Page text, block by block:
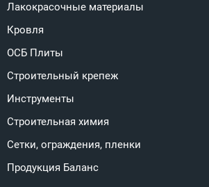
Лакокрасочные материалы
Кровля
ОСБ Плиты
Строительный крепеж
Инструменты
Строительная химия
Сетки, ограждения, пленки
Продукция Баланс